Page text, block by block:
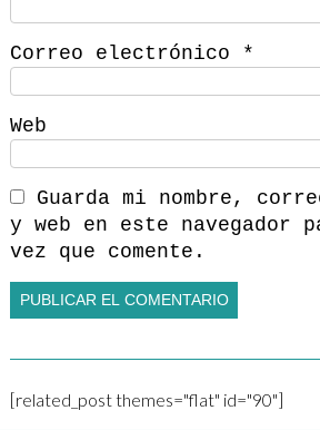
Correo electrónico *
Web
Guarda mi nombre,
y web en este navegador
vez que comente.
[related_post themes="flat" id="90"]